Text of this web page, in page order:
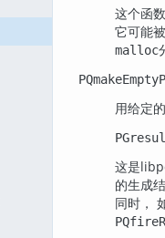
这个函
它可能
malloc
用给定
这是
的生成
同时，